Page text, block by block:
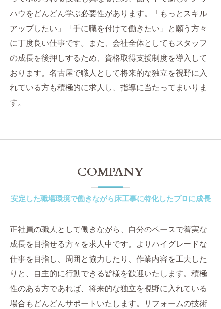
ハウをどんどん学ぶ必要性があります。「もっとスキル
アップしたい」「手に職を付けて働きたい」と願う方々
に丁度良い仕事です。また、会社全体としてもスタッフ
の成長を後押しするため、資格取得支援制度を導入して
おります。名古屋で職人として将来的な独立を視野に入
れている方も積極的に求人し、指導に当たってまいりま
す。
安定した職場環境で働きながら床工事に特化したプロに成長
COMPANY
正社員の職人として働きながら、自分のペースで着実な
成長を目指せる方々を求人中です。よりハイグレードな
仕事を目指し、周囲と協力したり、作業内容を工夫した
りと、自主的に行動できる皆様を歓迎いたします。積極
性のある方であれば、将来的な独立を視野に入れている
場合もどんどんサポートいたします。リフォームの技術